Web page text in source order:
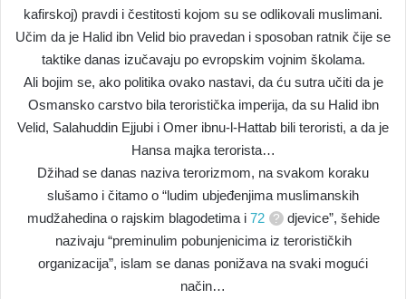
kafirskoj) pravdi i čestitosti kojom su se odlikovali muslimani.
Učim da je Halid ibn Velid bio pravedan i sposoban ratnik čije se
taktike danas izučavaju po evropskim vojnim školama.
Ali bojim se, ako politika ovako nastavi, da ću sutra učiti da je
Osmansko carstvo bila teroristička imperija, da su Halid ibn
Velid, Salahuddin Ejjubi i Omer ibnu-l-Hattab bili teroristi, a da je
Hansa majka terorista…
Džihad se danas naziva terorizmom, na svakom koraku
slušamo i čitamo o “ludim ubjeđenjima muslimanskih
mudžahedina o rajskim blagodetima i 72
djevice”, šehide
nazivaju “preminulim pobunjenicima iz terorističkih
organizacija”, islam se danas ponižava na svaki mogući
način…